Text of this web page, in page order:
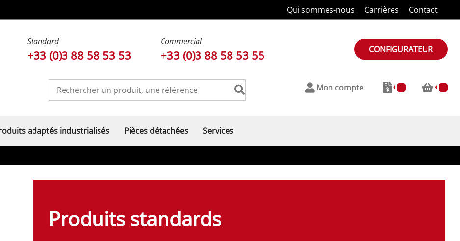
Qui sommes-nous Carrières Contact
Standard
+33 (0)3 88 58 53 53
Commercial
+33 (0)3 88 58 53 55 CONFIGURATEUR
Mon compte
adaptés industrialisés Pièces détachées Services
Produits standards